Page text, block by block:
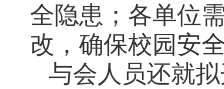
全隐患；各单位
改，确保校园安
与会人员还就